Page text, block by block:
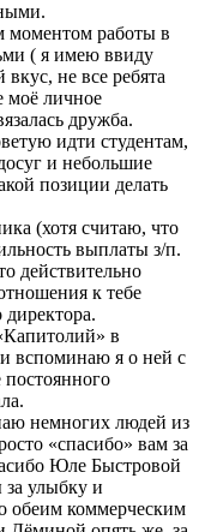
моментом работы в
( я имею ввиду
не все ребята
моё личное
дружба.
идти студентам,
и небольшие
позиции делать
(хотя считаю, что
выплаты з/п.
действительно
к тебе
в
и вспоминаю я о ней с
постоянного
немногих людей из
«спасибо» вам за
Юле Быстровой
улыбку и
обеим коммерческим